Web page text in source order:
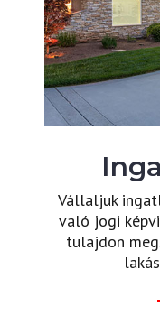
Vállaljuk
való jogi
tulajdon